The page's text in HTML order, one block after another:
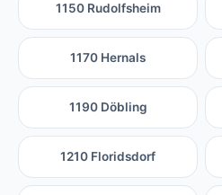
1150 Rudolfsheim
1170 Hernals
1190 Döbling
1210 Floridsdorf